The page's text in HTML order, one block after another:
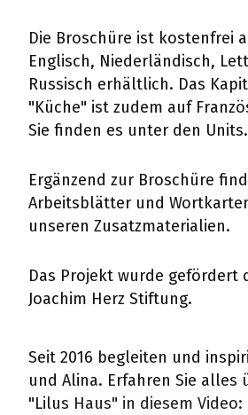
Die Broschüre ist kostenfrei
Englisch, Niederländisch,
Russisch erhältlich. Das
"Küche" ist zudem auf
Sie finden es unter den Units.
Ergänzend zur Broschüre
Arbeitsblätter und
unseren Zusatzmaterialien.
Das Projekt wurde gefördert
Joachim Herz Stiftung.
Seit 2016 begleiten und
und Alina. Erfahren Sie alles
"Lilus Haus" in diesem Video: